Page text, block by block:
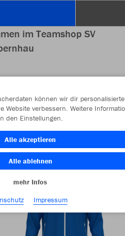
im Teamshop SV
Farbe können wir dir personalisierte
Website verbessern. Weitere
den Einstellungen.
Alle akzeptieren
Alle ablehnen
mehr Infos
Impressum